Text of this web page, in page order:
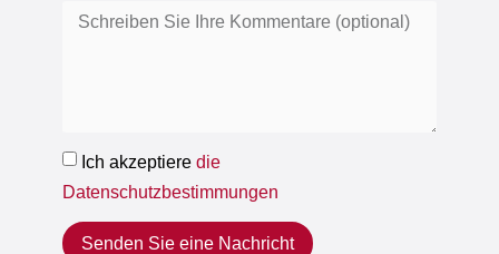
Ich akzeptieredie
Datenschutzbestimmungen
Senden Sie eine Nachricht